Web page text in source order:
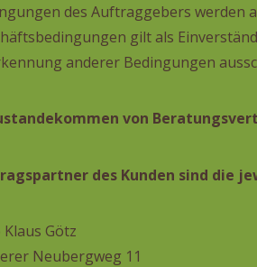
des Auftraggebers werden
gilt als
anderer Bedingungen
von
des Kunden sind die
Götz
Neubergweg 11